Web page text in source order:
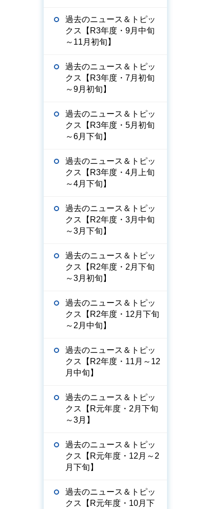
過去のニュース＆トピッ
クス【R3年度・9月中旬
～11月初旬】
過去のニュース＆トピッ
クス【R3年度・7月初旬
～9月初旬】
過去のニュース＆トピッ
クス【R3年度・5月初旬
～6月下旬】
過去のニュース＆トピッ
クス【R3年度・4月上旬
～4月下旬】
過去のニュース＆トピッ
クス【R2年度・3月中旬
～3月下旬】
過去のニュース＆トピッ
クス【R2年度・2月下旬
～3月初旬】
過去のニュース＆トピッ
クス【R2年度・12月下旬
～2月中旬】
過去のニュース＆トピッ
クス【R2年度・11月～12
月中旬】
過去のニュース＆トピッ
クス【R元年度・2月下旬
～3月】
過去のニュース＆トピッ
クス【R元年度・12月～2
月下旬】
過去のニュース＆トピッ
クス【R元年度・10月下